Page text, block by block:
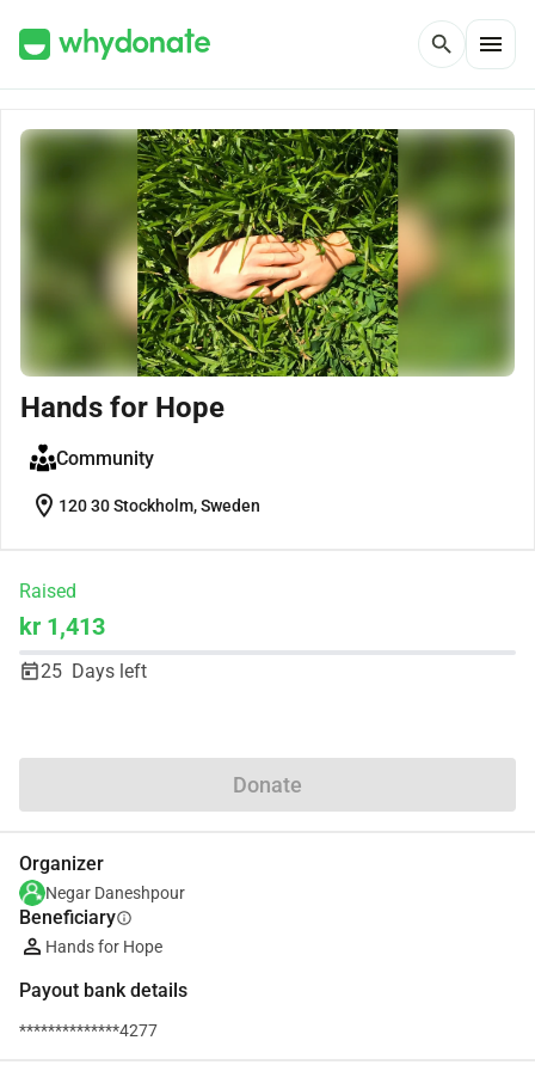
search menu
Hands for Hope
Community
location_on 120 30 Stockholm, Sweden
Raised
kr 1,413
25 Days left
Donate
Organizer
Negar Daneshpour
Beneficiaryinfo
Hands for Hope
Payout bank details
**************4277